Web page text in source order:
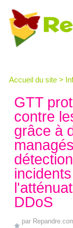
Accueil du site >
GTT
contre
grâce à
DDoS
par